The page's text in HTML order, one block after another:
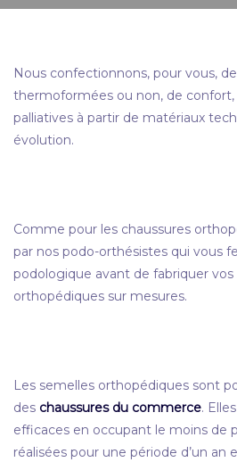
Nous confectionnons, pour vous,
thermoformées ou non, de confort,
palliatives à partir de matériaux
évolution.
Comme pour les chaussures
par nos podo-orthésistes qui vous
podologique avant de fabriquer vos
orthopédiques sur mesures.
Les semelles orthopédiques sont
des chaussuresdu commerce.
efficaces en occupant le moins de
réalisées pour une période d’un